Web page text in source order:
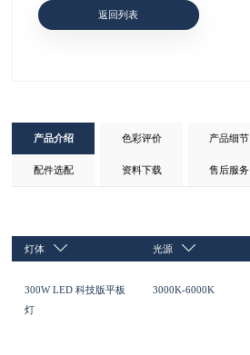
返回列表
产品介绍 色彩评价 产品细节
配件选配 资料下载 售后服务
灯体
300W LED 科技版平板
灯
光源
3000K-6000K